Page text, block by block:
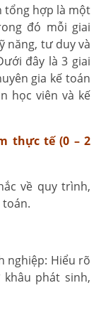
tổng hợp là một
đó mỗi giai
năng, tư duy và
đây là 3 giai
gia kế toán
học viên và kế
thực tế (0 – 2
về quy trình,
nghiệp: Hiểu rõ
phát sinh,